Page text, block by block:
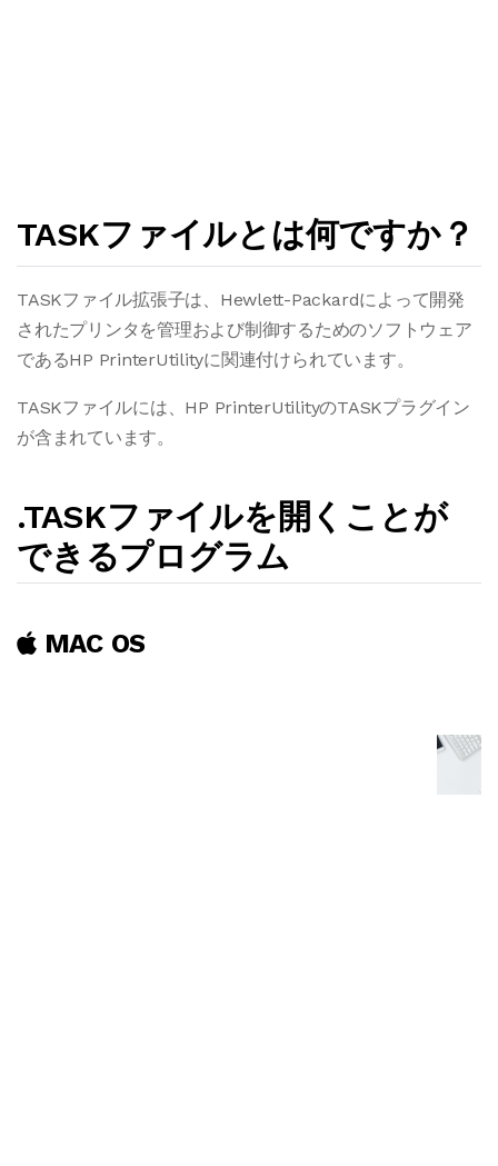
TASKファイルとは何ですか？
TASKファイル拡張子は、Hewlett-Packardによって開発
されたプリンタを管理および制御するためのソフトウェア
であるHP PrinterUtilityに関連付けられています。
TASKファイルには、HP PrinterUtilityのTASKプラグイン
が含まれています。
.TASKファイルを開くことが
できるプログラム
MAC OS